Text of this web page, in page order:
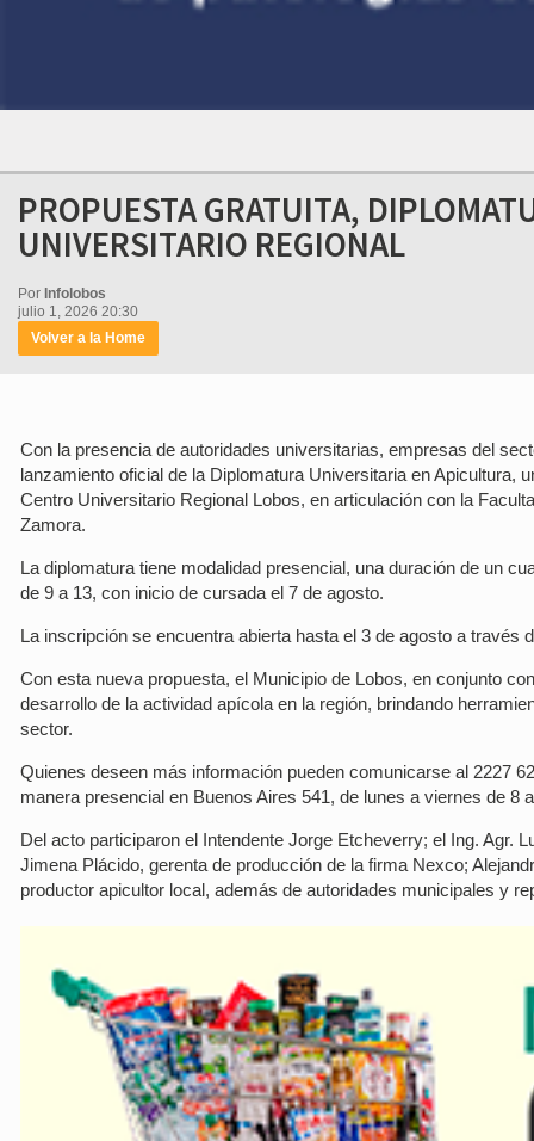
PROPUESTA GRATUITA,
UNIVERSITARIO REGIONAL
Por Infolobos
julio 1, 2026 20:30
Volver a la Home
Con la presencia de autoridades universitarias, empresas del
lanzamiento oficial de la Diplomatura Universitaria en Apicultura,
Centro Universitario Regional Lobos, en articulación con la
Zamora.
La diplomatura tiene modalidad presencial, una duración de un
de 9 a 13, con inicio de cursada el 7 de agosto.
La inscripción se encuentra abierta hasta el 3 de agosto a
Con esta nueva propuesta, el Municipio de Lobos, en conjunto
desarrollo de la actividad apícola en la región, brindando
sector.
Quienes deseen más información pueden comunicarse al 2227
manera presencial en Buenos Aires 541, de lunes a viernes de 8
Del acto participaron el Intendente Jorge Etcheverry; el Ing. Agr.
Jimena Plácido, gerenta de producción de la firma Nexco;
productor apicultor local, además de autoridades municipales y